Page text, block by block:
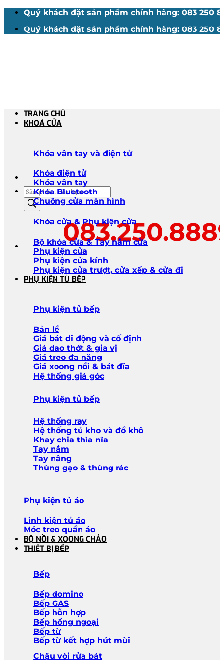
nội
Quý khách đặt sản phẩm chính hãng: 083 250
Quý khách đặt sản phẩm chính hãng: 083 250
Tìm
kiếm
sản
phẩm
TRANG CHỦ
KHOÁ CỬA
Khóa vân tay và điện tử
Khóa điện tử
Khóa vân tay
Khóa Bluetooth
Chuông cửa màn hình
Khóa cửa & Phụ kiện cửa
Bộ khóa cửa & Tay nắm cửa
Phụ kiện cửa
Phụ kiện cửa kính
Phụ kiện cửa trượt, cửa xếp & cửa đi
PHỤ KIỆN TỦ BẾP
Phụ kiện tủ bếp
Bản lề
Giá bát di động và cố định
Giá dao thớt & gia vị
Giá treo đa năng
Giá xoong nồi & bát đĩa
Hệ thống giá góc
Phụ kiện tủ bếp
Hệ thống ray
Hệ thống tủ kho và đồ khô
Khay chia thìa nĩa
Tay nắm
Tay nâng
Thùng gạo & thùng rác
Phụ kiện tủ áo
Linh kiện tủ áo
Móc treo quần áo
BỘ NỒI & XOONG CHẢO
THIẾT BỊ BẾP
Bếp
Bếp domino
Bếp GAS
Bếp hỗn hợp
Bếp hồng ngoại
Bếp từ
Bếp từ kết hợp hút mùi
Chậu vòi rửa bát